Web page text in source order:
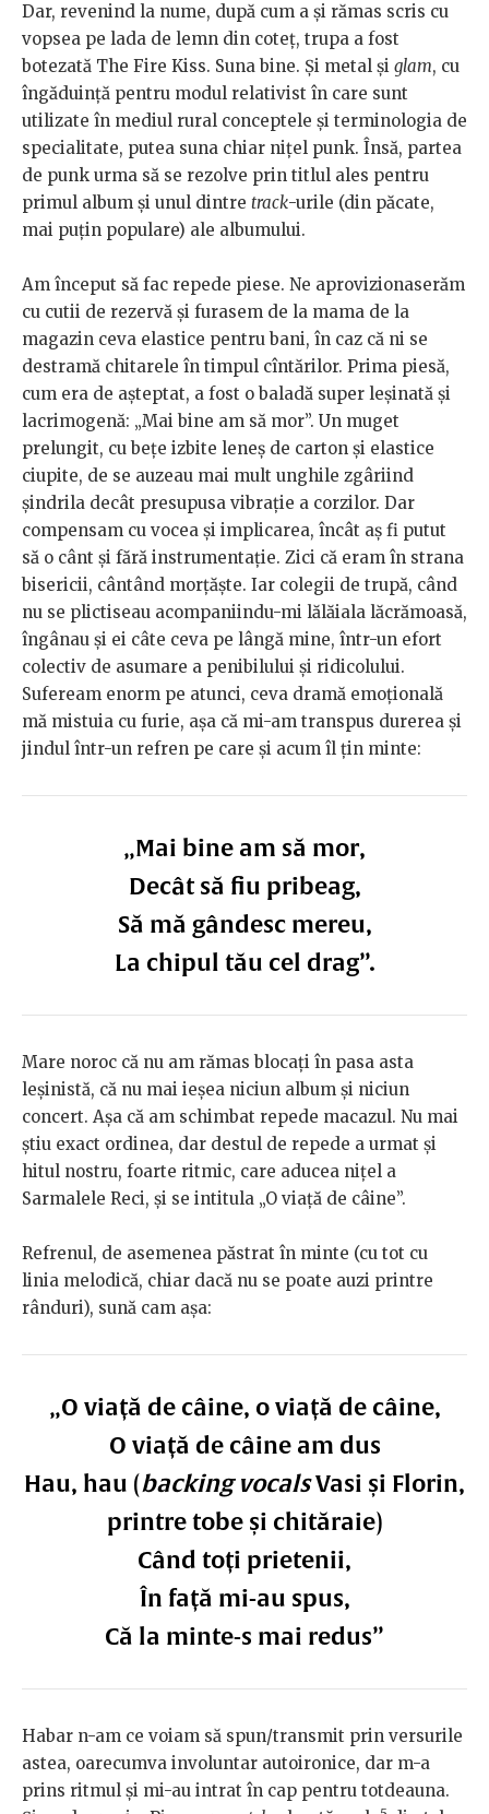
Dar, revenind la nume, după cum a și rămas scris cu
vopsea pe lada de lemn din coteț, trupa a fost
botezată The Fire Kiss. Suna bine. Și metal și glam, cu
îngăduință pentru modul relativist în care sunt
utilizate în mediul rural conceptele și terminologia de
specialitate, putea suna chiar nițel punk. Însă, partea
de punk urma să se rezolve prin titlul ales pentru
primul album și unul dintre track-urile (din păcate,
mai puțin populare) ale albumului.
Am început să fac repede piese. Ne aprovizionaserăm
cu cutii de rezervă și furasem de la mama de la
magazin ceva elastice pentru bani, în caz că ni se
destramă chitarele în timpul cîntărilor. Prima piesă,
cum era de așteptat, a fost o baladă super leșinată și
lacrimogenă: „Mai bine am să mor”. Un muget
prelungit, cu bețe izbite leneș de carton și elastice
ciupite, de se auzeau mai mult unghile zgâriind
șindrila decât presupusa vibrație a corzilor. Dar
compensam cu vocea și implicarea, încât aș fi putut
să o cânt și fără instrumentație. Zici că eram în strana
bisericii, cântând morțăște. Iar colegii de trupă, când
nu se plictiseau acompaniindu-mi lălăiala lăcrămoasă,
îngânau și ei câte ceva pe lângă mine, într-un efort
colectiv de asumare a penibilului și ridicolului.
Sufeream enorm pe atunci, ceva dramă emoțională
mă mistuia cu furie, așa că mi-am transpus durerea și
jindul într-un refren pe care și acum îl țin minte:
„Mai bine am să mor,
Decât să fiu pribeag,
Să mă gândesc mereu,
La chipul tău cel drag”.
Mare noroc că nu am rămas blocați în pasa asta
leșinistă, că nu mai ieșea niciun album și niciun
concert. Așa că am schimbat repede macazul. Nu mai
știu exact ordinea, dar destul de repede a urmat și
hitul nostru, foarte ritmic, care aducea nițel a
Sarmalele Reci, și se intitula „O viață de câine”.
Refrenul, de asemenea păstrat în minte (cu tot cu
linia melodică, chiar dacă nu se poate auzi printre
rânduri), sună cam așa:
„O viață de câine, o viață de câine,
O viață de câine am dus
Hau, hau (backing vocalsVasi și Florin,
printre tobe și chităraie)
Când toți prietenii,
În față mi-au spus,
Că la minte-s mai redus”
Habar n-am ce voiam să spun/transmit prin versurile
astea, oarecumva involuntar autoironice, dar m-a
prins ritmul și mi-au intrat în cap pentru totdeauna.